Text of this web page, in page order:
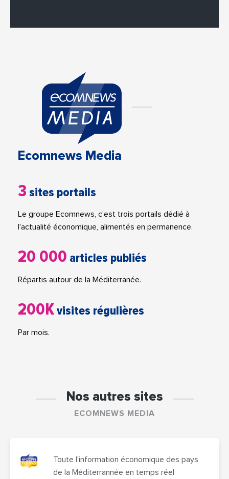
Ecomnews Media
3 sites portails
Le groupe Ecomnews, c'est trois portails dédié à
l'actualité économique, alimentés en permanence.
20 000 articles publiés
Répartis autour de la Méditerranée.
200Kvisites régulières
Par mois.
Nos autres sites
ECOMNEWS MEDIA
Toute l'information économique des pays
de la Méditerrannée en temps réel